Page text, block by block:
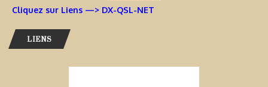
Cliquez sur Liens —> DX-QSL-NET
LIENS